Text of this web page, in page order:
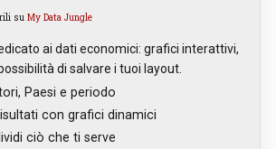
su My Data Jungle
ai dati economici: grafici interattivi,
di salvare i tuoi layout.
Paesi e periodo
con grafici dinamici
ciò che ti serve